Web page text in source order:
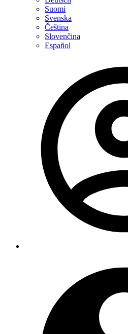
Suomi
Svenska
Čeština
Slovenčina
Español